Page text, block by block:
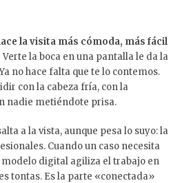
la visita más cómoda, más fácil
Verte la boca en una pantalla le da la
no hace falta que te lo contemos.
con la cabeza fría, con la
nadie metiéndote prisa.
a la vista, aunque pesa lo suyo: la
Cuando un caso necesita
digital agiliza el trabajo en
tontas. Es la parte «conectada»